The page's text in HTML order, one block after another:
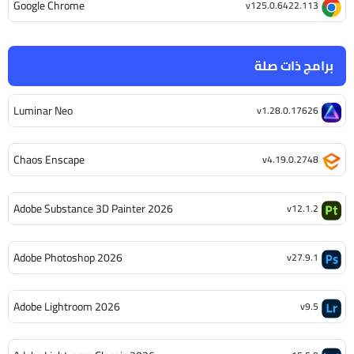
برامج ذات صلة
Luminar Neo v1.28.0.17626
Chaos Enscape v4.19.0.2748
Adobe Substance 3D Painter 2026 v12.1.2
Adobe Photoshop 2026 v27.9.1
Adobe Lightroom 2026 v9.5
Google Chrome v125.0.6422.113